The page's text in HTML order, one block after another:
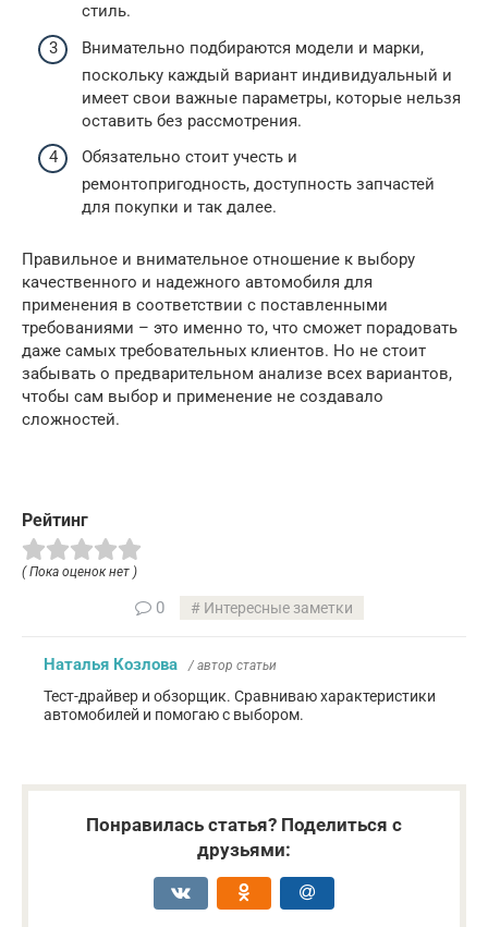
стиль.
Внимательно подбираются модели и марки,
поскольку каждый вариант индивидуальный и
имеет свои важные параметры, которые нельзя
оставить без рассмотрения.
Обязательно стоит учесть и
ремонтопригодность, доступность запчастей
для покупки и так далее.
Правильное и внимательное отношение к выбору
качественного и надежного автомобиля для
применения в соответствии с поставленными
требованиями – это именно то, что сможет порадовать
даже самых требовательных клиентов. Но не стоит
забывать о предварительном анализе всех вариантов,
чтобы сам выбор и применение не создавало
сложностей.
Рейтинг
( Пока оценок нет )
0 Интересные заметки
Наталья Козлова / автор статьи
Тест-драйвер и обзорщик. Сравниваю характеристики
автомобилей и помогаю с выбором.
Понравилась статья? Поделиться с
друзьями: